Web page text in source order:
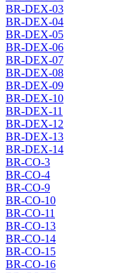
BR-DEX-03
BR-DEX-04
BR-DEX-05
BR-DEX-06
BR-DEX-07
BR-DEX-08
BR-DEX-09
BR-DEX-10
BR-DEX-11
BR-DEX-12
BR-DEX-13
BR-DEX-14
BR-CO-3
BR-CO-4
BR-CO-9
BR-CO-10
BR-CO-11
BR-CO-13
BR-CO-14
BR-CO-15
BR-CO-16